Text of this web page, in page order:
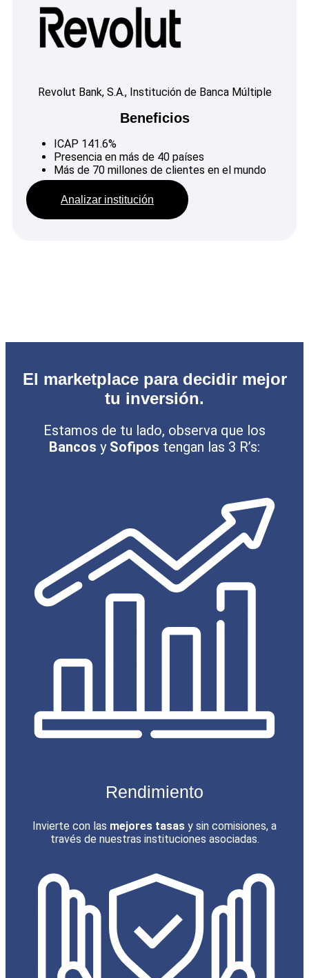
Revolut Bank, S.A., Institución de Banca Múltiple
Beneficios
ICAP 141.6%
Presencia en más de 40 países
Más de 70 millones de clientes en el mundo
Analizar institución
El marketplace para decidir mejor
tu inversión.
Estamos de tu lado, observa que los
Bancos y Sofipos tengan las 3 R’s:
Rendimiento
Invierte con las mejores tasas y sin comisiones, a
través de nuestras instituciones asociadas.